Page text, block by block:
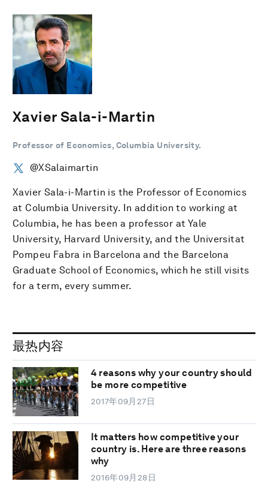
Xavier Sala-i-Martin
Professor of Economics, Columbia University.
@XSalaimartin
Xavier Sala-i-Martin is the Professor of Economics
at Columbia University. In addition to working at
Columbia, he has been a professor at Yale
University, Harvard University, and the Universitat
Pompeu Fabra in Barcelona and the Barcelona
Graduate School of Economics, which he still visits
for a term, every summer.
最热内容
4 reasons why your country should
be more competitive
2017年09月27日
It matters how competitive your
country is. Here are three reasons
why
2016年09月28日